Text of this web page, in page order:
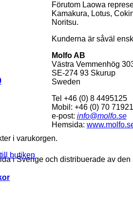
i varukorgen.
butiken
Förutom Laowa
Kamakura, Lotus,
Noritsu.
Kunderna är såväl
Molfo AB
Västra Vemmenhög
SE-274 93 Skurup
Sweden
Tel +46 (0) 8 4495125
Mobil: +46 (0) 70
e-post: info@molfo.se
Hemsida:
i Sverige och distribuerade av